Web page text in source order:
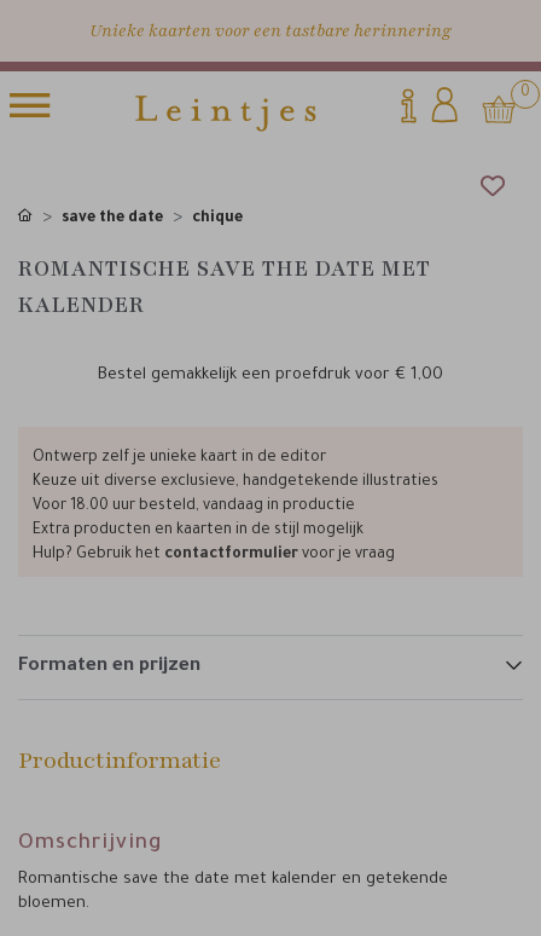
Unieke kaarten voor een tastbare herinnering
0
save the date chique
ROMANTISCHE SAVE THE DATE MET
KALENDER
Bestel gemakkelijk een proefdruk voor € 1,00
Ontwerp zelf je unieke kaart in de editor
Keuze uit diverse exclusieve, handgetekende illustraties
Voor 18.00 uur besteld, vandaag in productie
Extra producten en kaarten in de stijl mogelijk
Hulp? Gebruik het contactformulier voor je vraag
Formaten en prijzen
Productinformatie
Omschrijving
Romantische save the date met kalender en getekende
bloemen.